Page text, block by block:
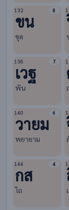
132 8
ขน
ขุด
136 7
เวฐ
พัน
140 6
วายม
พยายาม
144 4
กส
ไถ